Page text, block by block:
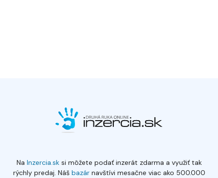
Na Inzercia.sksi môžete podať inzerát zdarma a využiť tak
rýchly predaj. Náš bazárnavštívi mesačne viac ako 500.000